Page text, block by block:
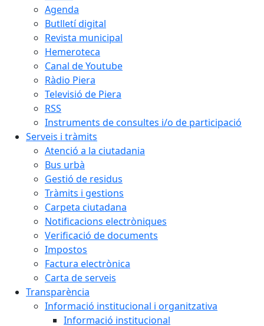
Agenda
Butlletí digital
Revista municipal
Hemeroteca
Canal de Youtube
Ràdio Piera
Televisió de Piera
RSS
Instruments de consultes i/o de participació
Serveis i tràmits
Atenció a la ciutadania
Bus urbà
Gestió de residus
Tràmits i gestions
Carpeta ciutadana
Notificacions electròniques
Verificació de documents
Impostos
Factura electrònica
Carta de serveis
Transparència
Informació institucional i organitzativa
Informació institucional